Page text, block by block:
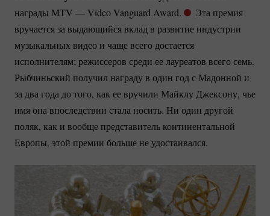
награды MTV — Video Vanguard Award.
Эта премия
вручается за выдающийся вклад в развитие индустрии
музыкальных видео и чаще всего достается
исполнителям; режиссеров среди ее лауреатов всего семь.
Рыбчиньский получил награду в один год с Мадонной и
за два года до того, как ее вручили Майклу Джексону, чье
имя она впоследствии стала носить. Ни один другой
поляк, как и вообще представитель континентальной
Европы, этой премии больше не удостаивался.